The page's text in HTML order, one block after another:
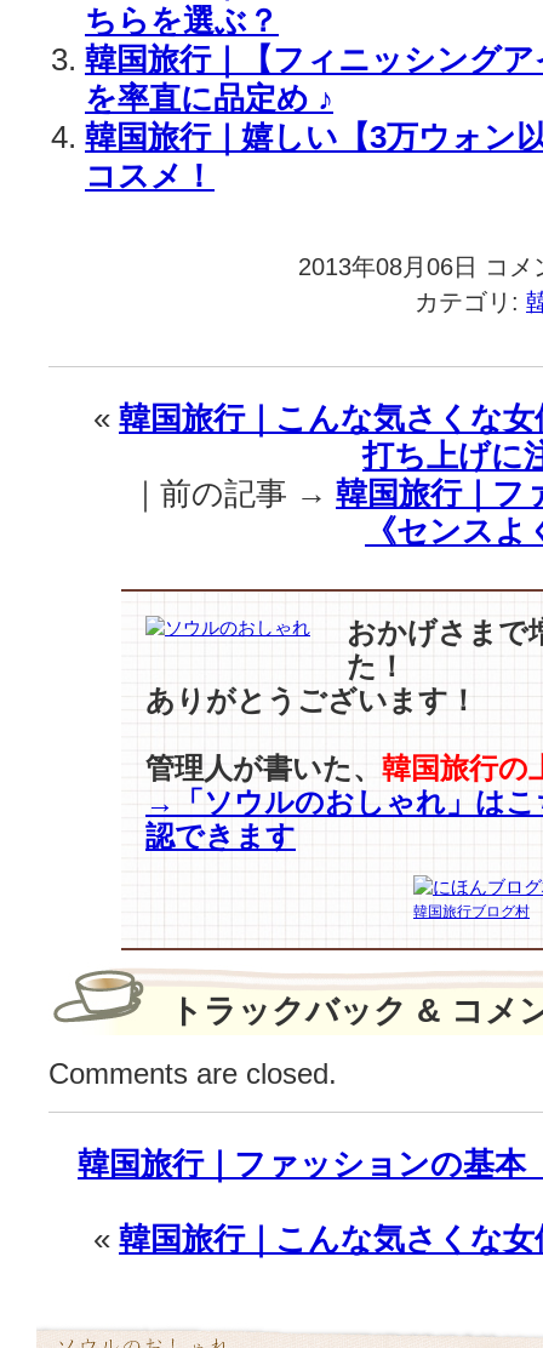
ちらを選ぶ？
韓国旅行｜【フィニッシング
を率直に品定め ♪
韓国旅行｜嬉しい【3万ウォン
コスメ！
2013年08月06日
韓
国
旅
｜
を
き
ら
や
か
フ
ル
ア
イ
ー
♪
は
コメ
カテゴリ:
« 韓国旅行｜こんな気さくな
打ち上げに
｜前の記事 → 韓国旅行｜フ
《センス
おかげさまで
た！
ありがとうございます！
管理人が書いた、 韓国旅行の
→「ソウルのおしゃれ」はこ
認できます
韓国旅行ブログ村
トラックバック & コメ
Comments are closed.
韓国旅行｜ファッションの基本
« 韓国旅行｜こんな気さくな